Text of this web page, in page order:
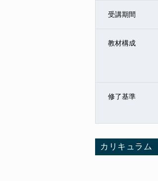
受講期間
教材構成
修了基準
カリキュラム